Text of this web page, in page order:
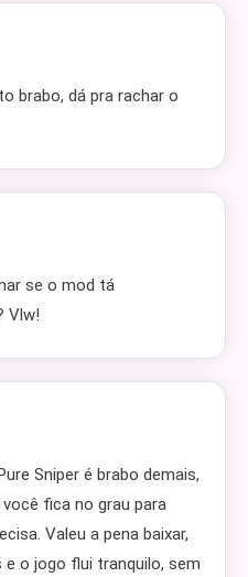
brabo, dá pra rachar o
se o mod tá
Vlw!
Sniper é brabo demais,
fica no grau para
Valeu a pena baixar,
o jogo flui tranquilo, sem